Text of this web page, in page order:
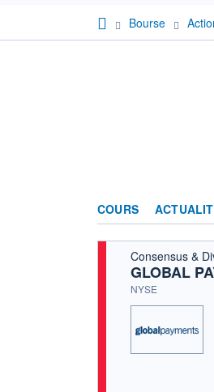
Bourse
COURS
Consensus &
GLOBAL
NYSE